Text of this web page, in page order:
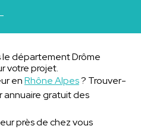
le département Drôme
votre projet.
enRhône Alpes? Trouver-
annuaire gratuit des
près de chez vous